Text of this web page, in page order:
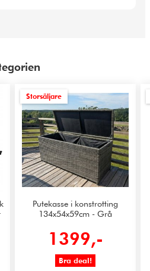
Storsäljare
Putekasse i konstrotting
134x54x59cm - Grå
1399,-
Bra deal!